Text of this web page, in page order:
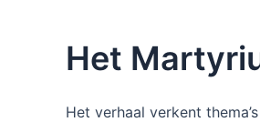
Het
Het verhaal verkent